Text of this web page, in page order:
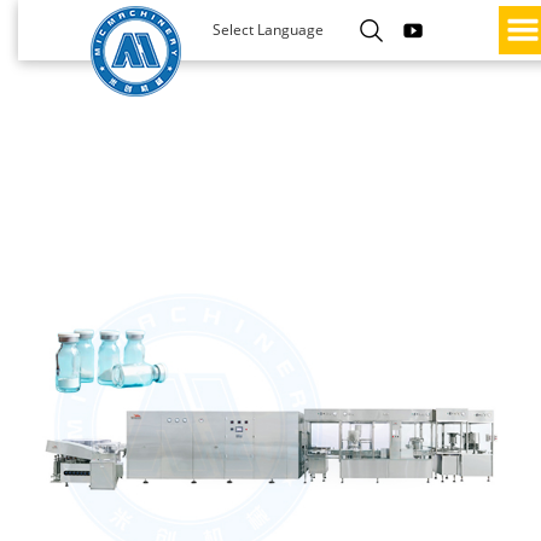
Select Language